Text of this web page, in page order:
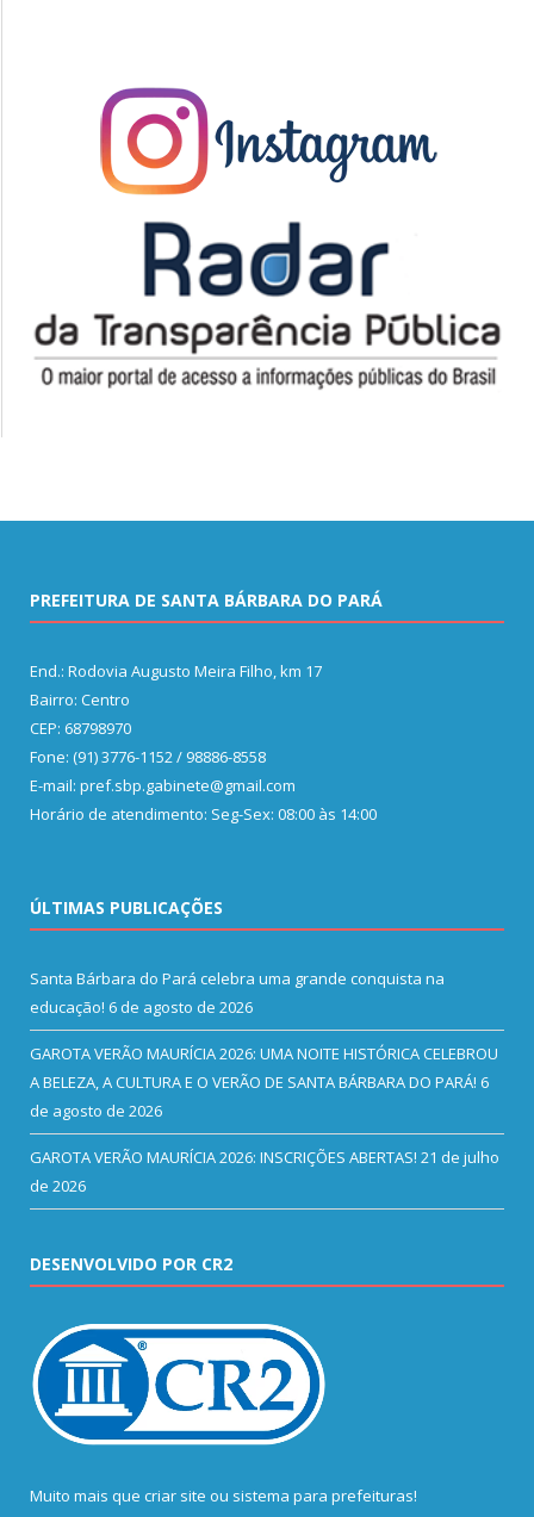
PREFEITURA DE SANTA BÁRBARA DO PARÁ
End.: Rodovia Augusto Meira Filho, km 17
Bairro: Centro
CEP: 68798970
Fone: (91) 3776-1152 / 98886-8558
E-mail: pref.sbp.gabinete@gmail.com
Horário de atendimento: Seg-Sex: 08:00 às 14:00
ÚLTIMAS PUBLICAÇÕES
Santa Bárbara do Pará celebra uma grande conquista na
educação! 6 de agosto de 2026
GAROTA VERÃO MAURÍCIA 2026: UMA NOITE HISTÓRICA CELEBROU
A BELEZA, A CULTURA E O VERÃO DE SANTA BÁRBARA DO PARÁ! 6
de agosto de 2026
GAROTA VERÃO MAURÍCIA 2026: INSCRIÇÕES ABERTAS! 21 de julho
de 2026
DESENVOLVIDO POR CR2
Muito mais que criar site ou sistema para prefeituras!